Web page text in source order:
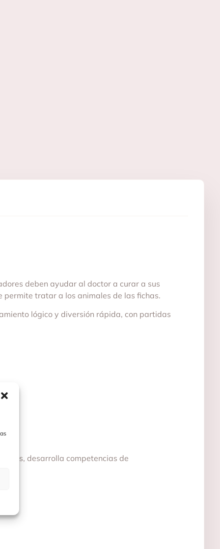
deben ayudar al doctor a curar a sus
tratar a los animales de las fichas.
lógico y diversión rápida, con partidas
desarrolla competencias de